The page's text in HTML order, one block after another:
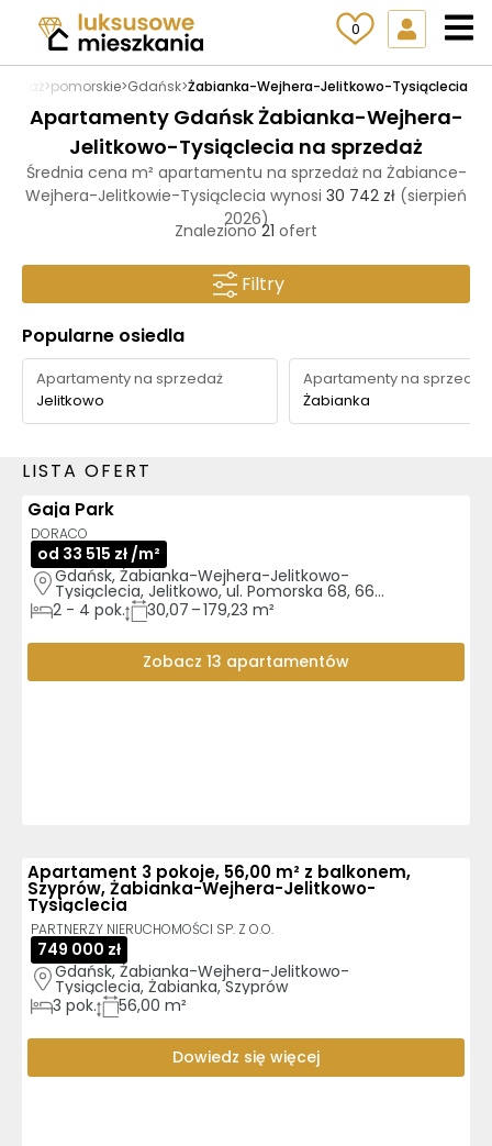
0
>pomorskie>Gdańsk>Żabianka-Wejhera-Jelitkowo-Tysiąclecia
Apartamenty Gdańsk Żabianka-Wejhera-
Jelitkowo-Tysiąclecia na sprzedaż
Średnia cena m² apartamentu na sprzedaż na Żabiance-
Wejhera-Jelitkowie-Tysiąclecia wynosi 30 742 zł (sierpień
2026)
Znaleziono21 ofert
Filtry
Popularne osiedla
Apartamenty na sprzedaż
Jelitkowo
Apartamenty na sprzedaż
Żabianka
LISTA OFERT
GOTOWE DO ODBIORU
Gaja Park
DORACO
od 33 515 zł /m²
Gdańsk, Żabianka-Wejhera-Jelitkowo-
Tysiąclecia, Jelitkowo, ul. Pomorska 68, 66,
64
2 - 4 pok. 30,07 – 179,23 m²
Zobacz 13 apartamentów
Apartament 3 pokoje, 56,00 m² z balkonem,
Szyprów, Żabianka-Wejhera-Jelitkowo-
Tysiąclecia
PARTNERZY NIERUCHOMOŚCI SP. Z O.O.
749 000 zł
Gdańsk, Żabianka-Wejhera-Jelitkowo-
Tysiąclecia, Żabianka, Szyprów
3 pok. 56,00 m²
Dowiedz się więcej